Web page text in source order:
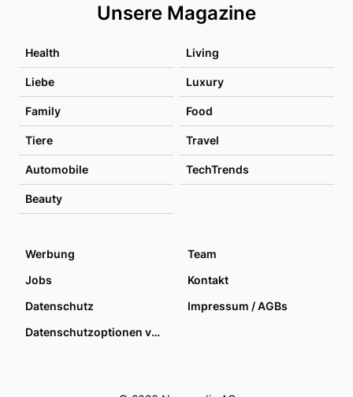
Unsere Magazine
Health Living
Liebe Luxury
Family Food
Tiere Travel
Automobile TechTrends
Beauty
Werbung
Team
Jobs
Kontakt
Datenschutz
Impressum / AGBs
Datenschutzoptionen verwalten